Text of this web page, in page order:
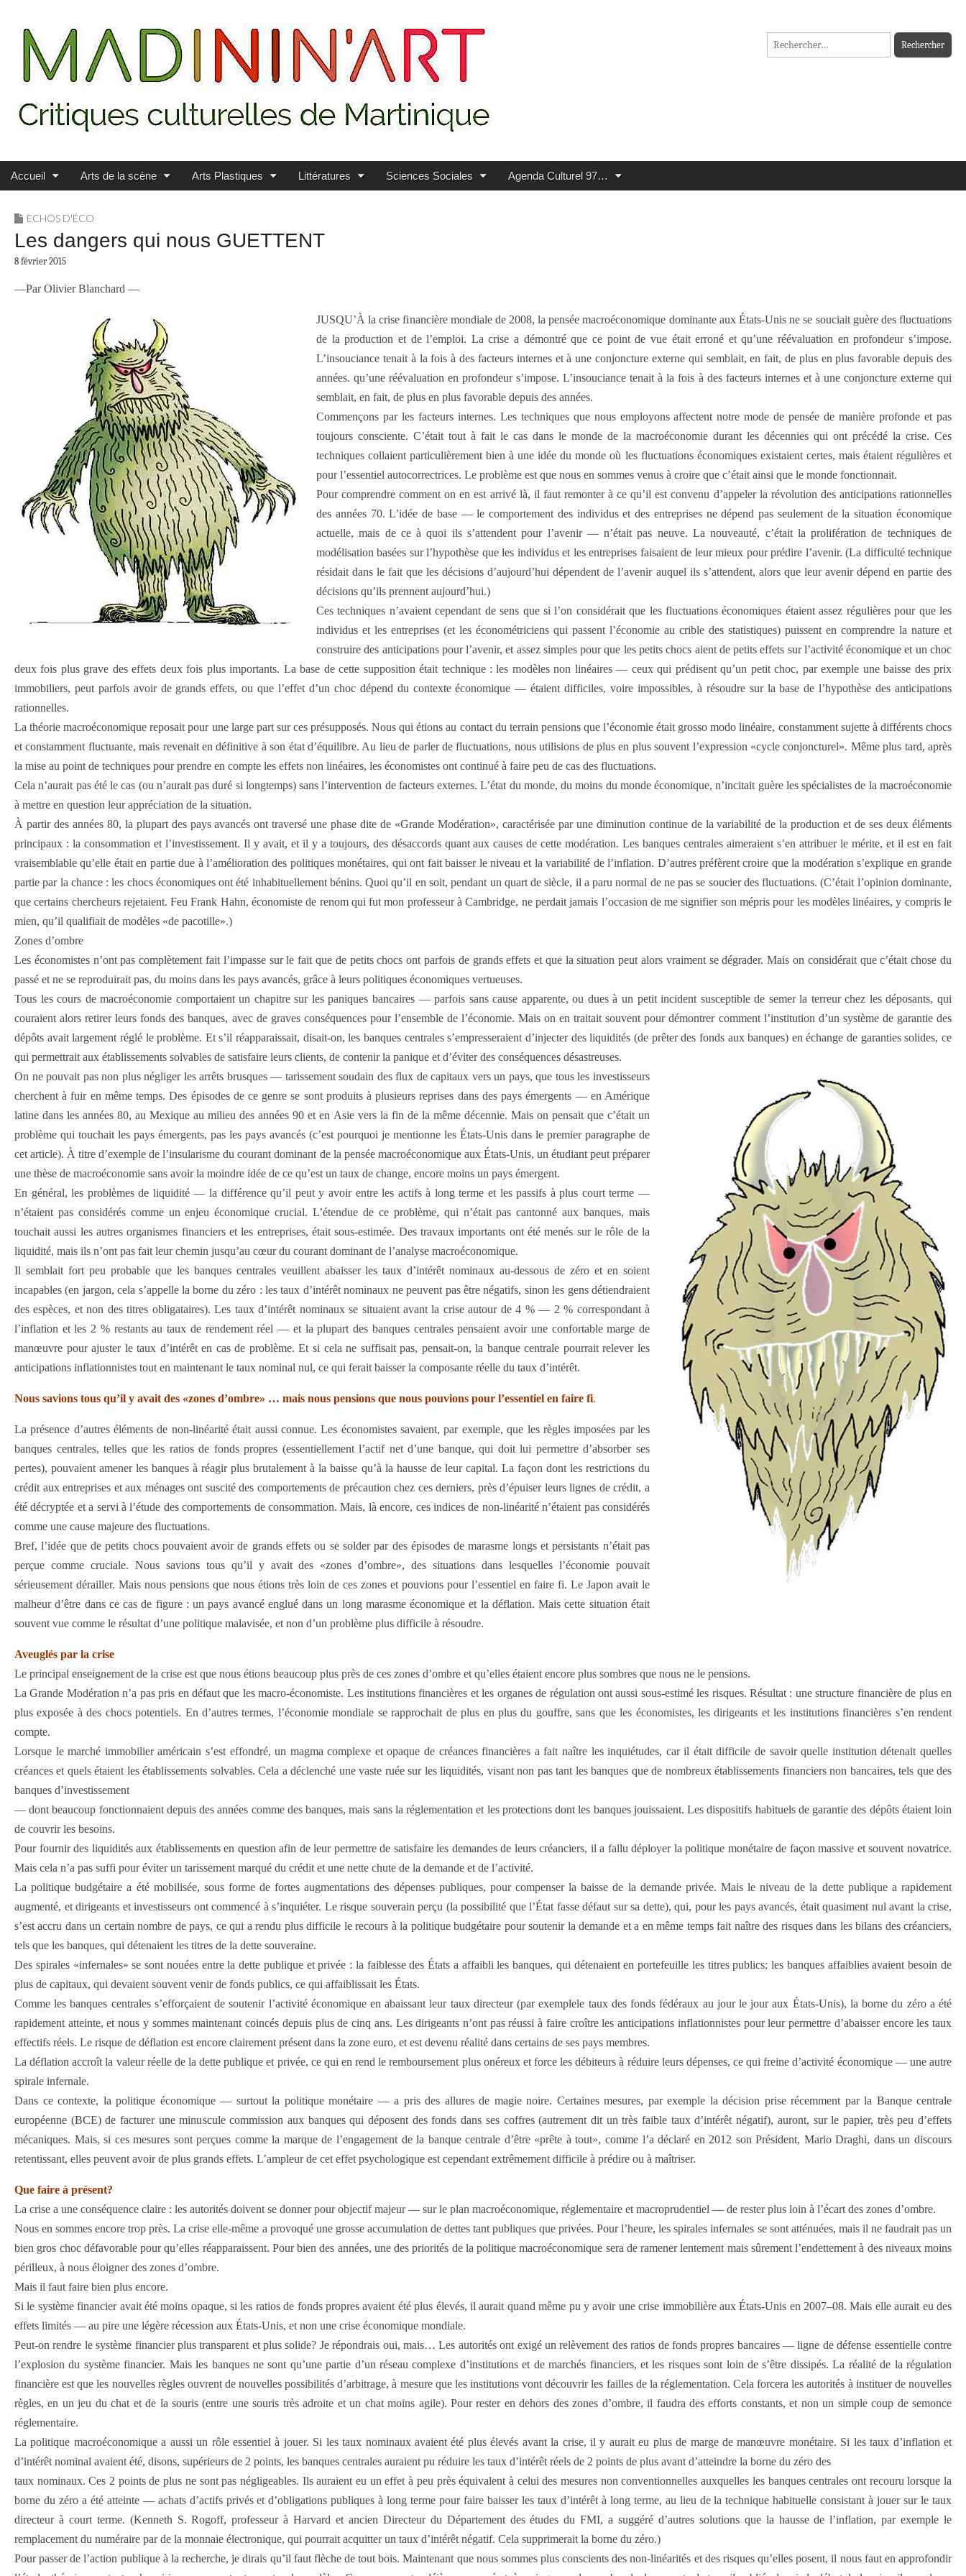
MADININ'ART
Rechercher :
Main menu
Skip to content
Accueil Arts de la scène Arts Plastiques Littératures Sciences Sociales Agenda Culturel 97…
ECHOS D'ÉCO
Les dangers qui nous GUETTENT
8 février 2015
—Par Olivier Blanchard —
JUSQU’À la crise financière mondiale de 2008, la pensée macroéconomique dominante aux États-Unis ne se souciait guère des fluctuations
de la production et de l’emploi. La crise a démontré que ce point de vue était erroné et qu’une réévaluation en profondeur s’impose.
L’insouciance tenait à la fois à des facteurs internes et à une conjoncture externe qui sem­blait, en fait, de plus en plus favorable depuis des
années. qu’une réévaluation en profondeur s’impose. L’insouciance tenait à la fois à des facteurs internes et à une conjoncture externe qui
sem­blait, en fait, de plus en plus favorable depuis des années.
Commençons par les facteurs internes. Les techniques que nous employons affectent notre mode de pensée de manière profonde et pas
toujours consciente. C’était tout à fait le cas dans le monde de la macroéconomie durant les décennies qui ont précédé la crise. Ces
techniques collaient particulièrement bien à une idée du monde où les fluctuations économiques existaient certes, mais étaient régulières et
pour l’essentiel autocorrectrices. Le problème est que nous en sommes venus à croire que c’était ainsi que le monde fonctionnait.
Pour comprendre comment on en est arrivé là, il faut remonter à ce qu’il est convenu d’appeler la révolution des anticipations rationnelles
des années 70. L’idée de base — le comportement des individus et des entreprises ne dépend pas seulement de la situation économique
actuelle, mais de ce à quoi ils s’attendent pour l’avenir — n’était pas neuve. La nouveauté, c’était la prolifération de techniques de
modélisation basées sur l’hypothèse que les individus et les entreprises faisaient de leur mieux pour prédire l’avenir. (La difficulté technique
résidait dans le fait que les décisions d’aujourd’hui dépendent de l’avenir auquel ils s’attendent, alors que leur avenir dépend en partie des
décisions qu’ils prennent aujourd’hui.)
Ces techniques n’avaient cependant de sens que si l’on considérait que les fluctuations écono­miques étaient assez régulières pour que les
individus et les entreprises (et les économétriciens qui passent l’économie au crible des statistiques) puissent en comprendre la nature et
construire des anticipations pour l’avenir, et assez simples pour que les petits chocs aient de petits effets sur l’activité économique et un choc
deux fois plus grave des effets deux fois plus importants. La base de cette supposition était technique : les modèles non linéaires — ceux qui prédisent qu’un petit choc, par exemple une baisse des prix
immobiliers, peut parfois avoir de grands effets, ou que l’effet d’un choc dépend du contexte économique — étaient difficiles, voire impossibles, à résoudre sur la base de l’hypothèse des anticipations
rationnelles.
La théorie macroéconomique reposait pour une large part sur ces présupposés. Nous qui étions au contact du terrain pensions que l’économie était grosso modo linéaire, constamment sujette à différents chocs
et constamment fluctuante, mais revenait en définitive à son état d’équilibre. Au lieu de parler de fluctuations, nous utilisions de plus en plus souvent l’expression «cycle conjonc­turel». Même plus tard, après
la mise au point de techniques pour prendre en compte les effets non linéaires, les économistes ont continué à faire peu de cas des fluctuations.
Cela n’aurait pas été le cas (ou n’aurait pas duré si longtemps) sans l’intervention de facteurs externes. L’état du monde, du moins du monde économique, n’incitait guère les spécialistes de la macroéconomie
à mettre en question leur appréciation de la situation.
À partir des années 80, la plupart des pays avancés ont traversé une phase dite de «Grande Modération», caractérisée par une diminution continue de la variabilité de la production et de ses deux éléments
principaux : la consommation et l’investissement. Il y avait, et il y a toujours, des désaccords quant aux causes de cette modération. Les banques centrales aimeraient s’en attribuer le mérite, et il est en fait
vraisemblable qu’elle était en partie due à l’amélioration des politiques monétaires, qui ont fait baisser le niveau et la variabilité de l’inflation. D’autres préfèrent croire que la modération s’explique en grande
partie par la chance : les chocs économiques ont été inhabituellement bénins. Quoi qu’il en soit, pendant un quart de siècle, il a paru normal de ne pas se soucier des fluctuations. (C’était l’opinion dominante,
que certains chercheurs rejetaient. Feu Frank Hahn, économiste de renom qui fut mon professeur à Cambridge, ne perdait jamais l’occasion de me signifier son mépris pour les modèles linéaires, y compris le
mien, qu’il qualifiait de modèles «de pacotille».)
Zones d’ombre
Les économistes n’ont pas complètement fait l’impasse sur le fait que de petits chocs ont parfois de grands effets et que la situation peut alors vraiment se dégrader. Mais on considérait que c’était chose du
passé et ne se reproduirait pas, du moins dans les pays avancés, grâce à leurs politiques économiques vertueuses.
Tous les cours de macroéconomie comportaient un chapitre sur les paniques bancaires — parfois sans cause apparente, ou dues à un petit incident susceptible de semer la terreur chez les déposants, qui
couraient alors retirer leurs fonds des banques, avec de graves conséquences pour l’ensemble de l’économie. Mais on en traitait souvent pour démontrer comment l’institution d’un système de garantie des
dépôts avait largement réglé le problème. Et s’il réapparaissait, disait-on, les banques centrales s’empresseraient d’injecter des liquidités (de prêter des fonds aux banques) en échange de garanties solides, ce
qui permet­trait aux établissements solvables de satisfaire leurs clients, de contenir la panique et d’éviter des conséquences désastreuses.
On ne pouvait pas non plus négliger les arrêts brusques — tarissement soudain des flux de capitaux vers un pays, que tous les investisseurs
cherchent à fuir en même temps. Des épisodes de ce genre se sont produits à plusieurs reprises dans des pays émergents — en Amérique
latine dans les années 80, au Mexique au milieu des années 90 et en Asie vers la fin de la même décennie. Mais on pensait que c’était un
problème qui touchait les pays émergents, pas les pays avancés (c’est pour­quoi je mentionne les États-Unis dans le premier paragraphe de
cet article). À titre d’exemple de l’insularisme du courant dominant de la pensée macroéconomique aux États-Unis, un étudiant peut préparer
une thèse de macroéconomie sans avoir la moindre idée de ce qu’est un taux de change, encore moins un pays émergent.
En général, les problèmes de liquidité — la différence qu’il peut y avoir entre les actifs à long terme et les passifs à plus court terme —
n’étaient pas considérés comme un enjeu économique crucial. L’étendue de ce problème, qui n’était pas cantonné aux banques, mais
touchait aussi les autres organismes financiers et les entreprises, était sous-estimée. Des travaux importants ont été menés sur le rôle de la
liquidité, mais ils n’ont pas fait leur chemin jusqu’au cœur du courant dominant de l’analyse macroéconomique.
Il semblait fort peu probable que les banques centrales veuillent abaisser les taux d’intérêt nominaux au-dessous de zéro et en soient
incapables (en jargon, cela s’appelle la borne du zéro : les taux d’intérêt nominaux ne peuvent pas être néga­tifs, sinon les gens détiendraient
des espèces, et non des titres obligataires). Les taux d’intérêt nominaux se situaient avant la crise autour de 4 % — 2 % correspondant à
l’inflation et les 2 % restants au taux de rendement réel — et la plupart des banques centrales pensaient avoir une confortable marge de
manœuvre pour ajuster le taux d’intérêt en cas de problème. Et si cela ne suffisait pas, pensait-on, la banque centrale pourrait relever les
anticipations inflationnistes tout en maintenant le taux nominal nul, ce qui ferait baisser la composante réelle du taux d’intérêt.
Nous savions tous qu’il y avait des «zones d’ombre» … mais nous pensions que nous pouvions pour l’essentiel en faire fi.
La présence d’autres éléments de non-linéarité était aussi connue. Les économistes savaient, par exemple, que les règles imposées par les
banques centrales, telles que les ratios de fonds propres (essentiellement l’actif net d’une banque, qui doit lui permettre d’absorber ses
pertes), pouvaient amener les banques à réagir plus brutalement à la baisse qu’à la hausse de leur capital. La façon dont les restrictions du
crédit aux entreprises et aux ménages ont suscité des comportements de précaution chez ces derniers, près d’épuiser leurs lignes de crédit, a
été décryptée et a servi à l’étude des comportements de consommation. Mais, là encore, ces indices de non-linéarité n’étaient pas considérés
comme une cause majeure des fluctuations.
Bref, l’idée que de petits chocs pouvaient avoir de grands effets ou se solder par des épisodes de marasme longs et persistants n’était pas
perçue comme cruciale. Nous savions tous qu’il y avait des «zones d’ombre», des situations dans lesquelles l’économie pouvait
sérieusement dérailler. Mais nous pensions que nous étions très loin de ces zones et pouvions pour l’essentiel en faire fi. Le Japon avait le
malheur d’être dans ce cas de figure : un pays avancé englué dans un long marasme économique et la déflation. Mais cette situation était
souvent vue comme le résultat d’une politique malavisée, et non d’un problème plus difficile à résoudre.
Aveuglés par la crise
Le principal enseignement de la crise est que nous étions beaucoup plus près de ces zones d’ombre et qu’elles étaient encore plus sombres que nous ne le pensions.
La Grande Modération n’a pas pris en défaut que les macro-économiste. Les institutions financières et les organes de régula­tion ont aussi sous-estimé les risques. Résultat : une structure financière de plus en
plus exposée à des chocs potentiels. En d’autres termes, l’économie mondiale se rapprochait de plus en plus du gouffre, sans que les économistes, les dirigeants et les institutions financières s’en rendent
compte.
Lorsque le marché immobilier américain s’est effondré, un magma complexe et opaque de créances financières a fait naître les inquiétudes, car il était difficile de savoir quelle institution détenait quelles
créances et quels étaient les établissements solvables. Cela a déclenché une vaste ruée sur les liquidités, visant non pas tant les banques que de nombreux établissements financiers non bancaires, tels que des
banques d’investissement
— dont beaucoup fonctionnaient depuis des années comme des banques, mais sans la réglementation et les protections dont les banques jouissaient. Les dispositifs habituels de garantie des dépôts étaient loin
de couvrir les besoins.
Pour fournir des liquidités aux établissements en question afin de leur permettre de satisfaire les demandes de leurs créanciers, il a fallu déployer la politique monétaire de façon massive et souvent novatrice.
Mais cela n’a pas suffi pour éviter un tarissement marqué du crédit et une nette chute de la demande et de l’activité.
La politique budgétaire a été mobilisée, sous forme de fortes augmentations des dépenses publiques, pour compenser la baisse de la demande privée. Mais le niveau de la dette publique a rapidement
augmenté, et dirigeants et investisseurs ont com­mencé à s’inquiéter. Le risque souverain perçu (la possibilité que l’État fasse défaut sur sa dette), qui, pour les pays avancés, était quasiment nul avant la crise,
s’est accru dans un certain nombre de pays, ce qui a rendu plus difficile le recours à la politique budgétaire pour soutenir la demande et a en même temps fait naître des risques dans les bilans des créanciers,
tels que les banques, qui détenaient les titres de la dette souveraine.
Des spirales «infernales» se sont nouées entre la dette pu­blique et privée : la faiblesse des États a affaibli les banques, qui détenaient en portefeuille les titres publics; les banques affaiblies avaient besoin de
plus de capitaux, qui devaient souvent venir de fonds publics, ce qui affaiblissait les États.
Comme les banques centrales s’efforçaient de soutenir l’acti­vité économique en abaissant leur taux directeur (par exemplele taux des fonds fédéraux au jour le jour aux États-Unis), la borne du zéro a été
rapidement atteinte, et nous y sommes maintenant coincés depuis plus de cinq ans. Les dirigeants n’ont pas réussi à faire croître les anticipations inflationnistes pour leur permettre d’abaisser encore les taux
effectifs réels. Le risque de déflation est encore clairement présent dans la zone euro, et est devenu réalité dans certains de ses pays membres.
La déflation accroît la valeur réelle de la dette publique et privée, ce qui en rend le remboursement plus onéreux et force les débiteurs à réduire leurs dépenses, ce qui freine d’activité économique — une autre
spirale infernale.
Dans ce contexte, la politique économique — surtout la politique monétaire — a pris des allures de magie noire. Cer­taines mesures, par exemple la décision prise récemment par la Banque centrale
européenne (BCE) de facturer une minuscule commission aux banques qui déposent des fonds dans ses coffres (autrement dit un très faible taux d’intérêt négatif), auront, sur le papier, très peu d’effets
mécaniques. Mais, si ces mesures sont perçues comme la marque de l’engagement de la banque centrale d’être «prête à tout», comme l’a déclaré en 2012 son Président, Mario Draghi, dans un discours
retentis­sant, elles peuvent avoir de plus grands effets. L’ampleur de cet effet psychologique est cependant extrêmement difficile à prédire ou à maîtriser.
Que faire à présent?
La crise a une conséquence claire : les autorités doivent se donner pour objectif majeur — sur le plan macroéconomique, réglementaire et macroprudentiel — de rester plus loin à l’écart des zones d’ombre.
Nous en sommes encore trop près. La crise elle-même a provoqué une grosse accumulation de dettes tant publiques que privées. Pour l’heure, les spirales infernales se sont atténuées, mais il ne faudrait pas un
bien gros choc défavorable pour qu’elles réapparaissent. Pour bien des années, une des priorités de la politique macroéconomique sera de ramener lentement mais sûrement l’endettement à des niveaux moins
périlleux, à nous éloigner des zones d’ombre.
Mais il faut faire bien plus encore.
Si le système financier avait été moins opaque, si les ratios de fonds propres avaient été plus élevés, il aurait quand même pu y avoir une crise immobilière aux États-Unis en 2007–08. Mais elle aurait eu des
effets limités — au pire une légère récession aux États-Unis, et non une crise économique mondiale.
Peut-on rendre le système financier plus transparent et plus solide? Je répondrais oui, mais… Les autorités ont exigé un relèvement des ratios de fonds propres bancaires — ligne de défense essentielle contre
l’explosion du système financier. Mais les banques ne sont qu’une partie d’un réseau complexe d’institutions et de marchés financiers, et les risques sont loin de s’être dissipés. La réalité de la régulation
financière est que les nouvelles règles ouvrent de nouvelles possibilités d’arbitrage, à mesure que les institutions vont découvrir les failles de la ré­glementation. Cela forcera les autorités à instituer de nouvelles
règles, en un jeu du chat et de la souris (entre une souris très adroite et un chat moins agile). Pour rester en dehors des zones d’ombre, il faudra des efforts constants, et non un simple coup de semonce
réglementaire.
La politique macroéconomique a aussi un rôle essentiel à jouer. Si les taux nominaux avaient été plus élevés avant la crise, il y aurait eu plus de marge de manœuvre monétaire. Si les taux d’inflation et
d’intérêt nominal avaient été, disons, supérieurs de 2 points, les banques centrales auraient pu réduire les taux d’intérêt réels de 2 points de plus avant d’atteindre la borne du zéro des
taux nominaux. Ces 2 points de plus ne sont pas négligeables. Ils auraient eu un effet à peu près équivalent à celui des mesures non conventionnelles auxquelles les banques centrales ont recouru lorsque la
borne du zéro a été atteinte — achats d’actifs privés et d’obligations publiques à long terme pour faire baisser les taux d’intérêt à long terme, au lieu de la technique habituelle consistant à jouer sur le taux
directeur à court terme. (Kenneth S. Rogoff, professeur à Harvard et ancien Directeur du Département des études du FMI, a suggéré d’autres solutions que la hausse de l’inflation, par exemple le
remplacement du numéraire par de la monnaie électronique, qui pourrait acquitter un taux d’intérêt négatif. Cela supprimerait la borne du zéro.)
Pour passer de l’action publique à la recherche, je dirais qu’il faut flèche de tout bois. Maintenant que nous sommes plus conscients des non-linéarités et des risques qu’elles posent, il nous faut en approfondir